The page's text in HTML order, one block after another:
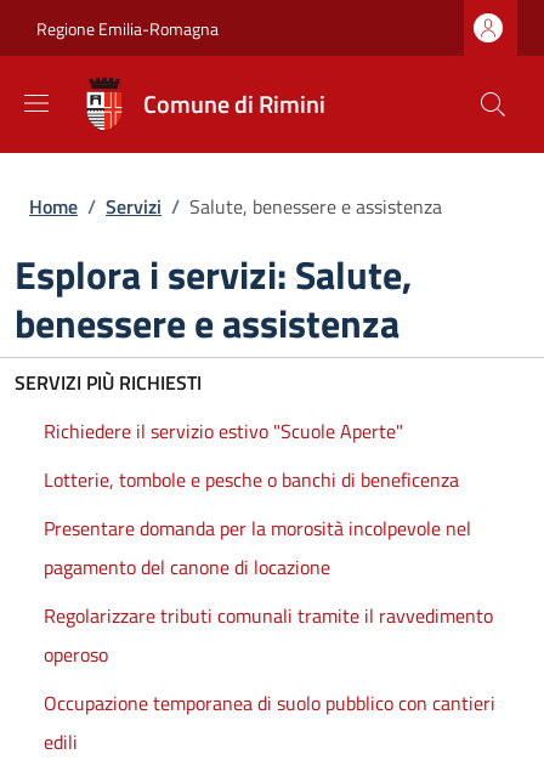
Regione Emilia-Romagna
Comune di Rimini
Briciole di pane
Home / Servizi / Salute, benessere e assistenza
Esplora i servizi: Salute,
benessere e assistenza
SERVIZI PIÙ RICHIESTI
Richiedere il servizio estivo "Scuole Aperte"
Lotterie, tombole e pesche o banchi di beneficenza
Presentare domanda per la morosità incolpevole nel
pagamento del canone di locazione
Regolarizzare tributi comunali tramite il ravvedimento
operoso
Occupazione temporanea di suolo pubblico con cantieri
edili